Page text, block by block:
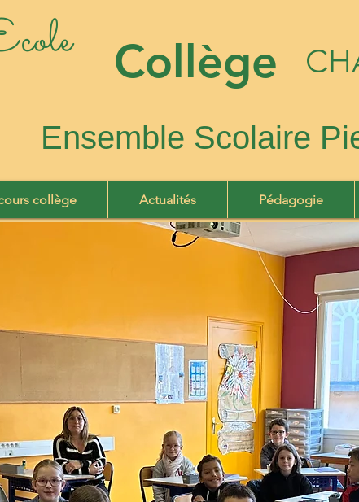
Collège
Ensemble Scolaire
collège Actualités Pédagogie